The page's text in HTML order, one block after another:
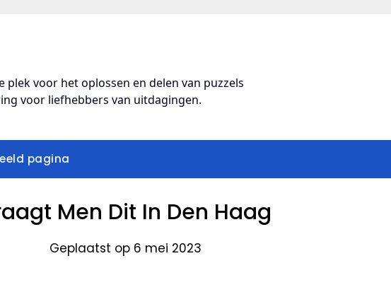
plek voor het oplossen en delen van puzzels
voor liefhebbers van uitdagingen.
pagina
Men Dit In Den Haag
Geplaatst op 6 mei 2023